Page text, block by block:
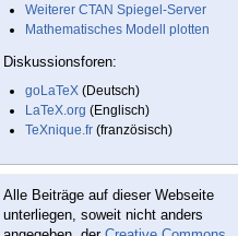
Weiterer CTAN Spiegel-Server
Mathematisches Modell plotten
Diskussionsforen:
goLaTeX (Deutsch)
LaTeX.org (Englisch)
TeXnique.fr (französisch)
Alle Beiträge auf dieser Webseite
unterliegen, soweit nicht anders